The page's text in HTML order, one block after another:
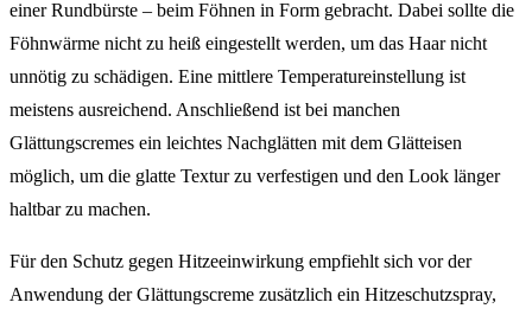
einer Rundbürste – beim Föhnen in Form gebracht. Dabei sollte die
Föhnwärme nicht zu heiß eingestellt werden, um das Haar nicht
unnötig zu schädigen. Eine mittlere Temperatureinstellung ist
meistens ausreichend. Anschließend ist bei manchen
Glättungscremes ein leichtes Nachglätten mit dem Glätteisen
möglich, um die glatte Textur zu verfestigen und den Look länger
haltbar zu machen.
Für den Schutz gegen Hitzeeinwirkung empfiehlt sich vor der
Anwendung der Glättungscreme zusätzlich ein Hitzeschutzspray,